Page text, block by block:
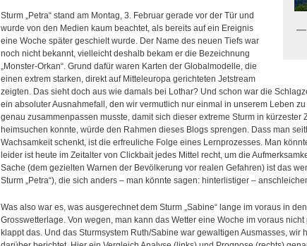
Sturm „Petra“ stand am Montag, 3. Februar gerade vor der Tür und
wurde von den Medien kaum beachtet, als bereits auf ein Ereignis
eine Woche später geschielt wurde. Der Name des neuen Tiefs war
noch nicht bekannt, vielleicht deshalb bekam er die Bezeichnung
„Monster-Orkan“. Grund dafür waren Karten der Globalmodelle, die
einen extrem starken, direkt auf Mitteleuropa gerichteten Jetstream
zeigten. Das sieht doch aus wie damals bei Lothar? Und schon war die
ein absoluter Ausnahmefall, den wir vermutlich nur einmal in unserem Leben
genau zusammenpassen musste, damit sich dieser extreme Sturm in
heimsuchen konnte, würde den Rahmen dieses Blogs sprengen. Dass man
Wachsamkeit schenkt, ist die erfreuliche Folge eines Lernprozesses. Man
leider ist heute im Zeitalter von Clickbait jedes Mittel recht, um die
Sache (dem gezielten Warnen der Bevölkerung vor realen Gefahren) ist das
Sturm „Petra“), die sich anders – man könnte sagen: hinterlistiger –
Was also war es, was ausgerechnet dem Sturm „Sabine“ lange im voraus in
Grosswetterlage. Von wegen, man kann das Wetter eine Woche im voraus
klappt das. Und das Sturmsystem Ruth/Sabine war gewaltigen Ausmasses, wir